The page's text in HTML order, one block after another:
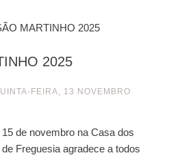
2025
FEIRA, 13 NOVEMBRO
de novembro na Casa dos
Freguesia agradece a todos